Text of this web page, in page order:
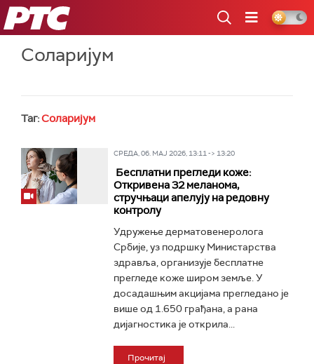
РТС
Соларијум
Таг:Соларијум
СРЕДА, 06. МАЈ 2026, 13:11 -> 13:20
Бесплатни прегледи коже:
Откривена 32 меланома,
стручњаци апелују на редовну
контролу
Удружење дерматовенеролога
Србије, уз подршку Министарства
здравља, организује бесплатне
прегледе коже широм земље. У
досадашњим акцијама прегледано је
више од 1.650 грађана, а рана
дијагностика је открила...
Прочитај